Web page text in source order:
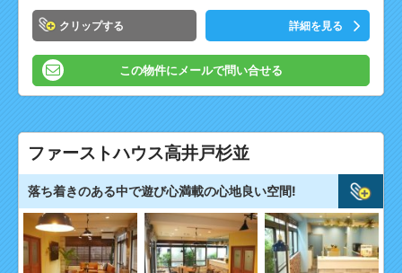
クリップ 詳細を見る
この物件にメールで問い合せる
ファーストハウス高井戸杉並
落ち着きのある中で遊び心満載の心地良い空間!